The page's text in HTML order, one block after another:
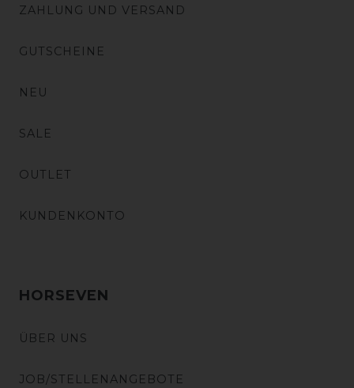
ZAHLUNG UND VERSAND
GUTSCHEINE
NEU
SALE
OUTLET
KUNDENKONTO
HORSEVEN
ÜBER UNS
JOB/STELLENANGEBOTE